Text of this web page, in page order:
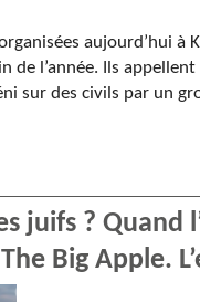
aujourd’hui à
de l’année. Ils
sur des civils par un
juifs ?
Big Apple.